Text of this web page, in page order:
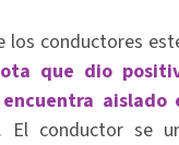
los conductores
que dio
aislado
El conductor